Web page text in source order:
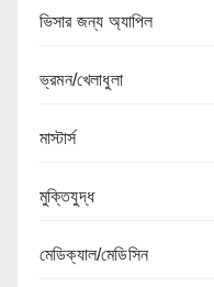
ভিসার জন্য অ্যাপিল
ভ্রমন/খেলাধুলা
মাস্টার্স
মুক্তিযুদ্ধ
মেডিক্যাল/মেডিসিন